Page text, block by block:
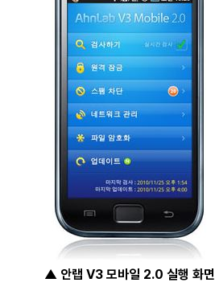
▲ 안랩 V3 모바일 2.0 실행 화면